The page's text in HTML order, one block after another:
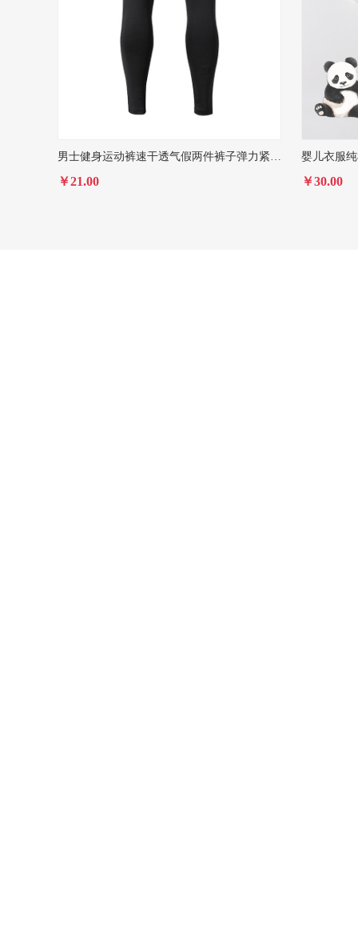
男士健身运动裤速干透气假两件裤子弹力紧身长裤夏季百搭健身裤男
￥21.00 ￥30.00